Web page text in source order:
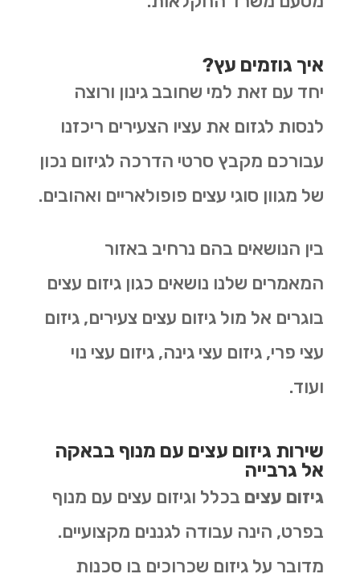
איך גוזמים עץ?
יחד עם זאת למי שחובב גינון ורוצה
לנסות לגזום את עציו הצעירים ריכזנו
עבורכם מקבץ סרטי הדרכה לגיזום נכון
של מגוון סוגי עצים פופולאריים ואהובים.
בין הנושאים בהם נרחיב באזור
המאמרים שלנו נושאים כגון גיזום עצים
בוגרים אל מול גיזום עצים צעירים, גיזום
עצי פרי, גיזום עצי גינה, גיזום עצי נוי
ועוד.
שירות גיזום עצים עם מנוף בבאקה
אל גרבייה
גיזום עצים בכלל וגיזום עצים עם מנוף
בפרט, הינה עבודה לגננים מקצועיים.
מדובר על גיזום שכרוכים בו סכנות